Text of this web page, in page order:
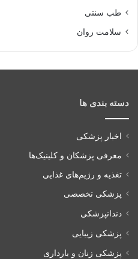
طب سنتی
سلامت روان
دسته بندی ها
اخبار پزشکی
معرفی پزشکان و کلینیک‌ها
تغذیه و رژیم‌های غذایی
پزشکی تخصصی
دندانپزشکی
پزشکی زیبایی
پزشکی زنان و بارداری